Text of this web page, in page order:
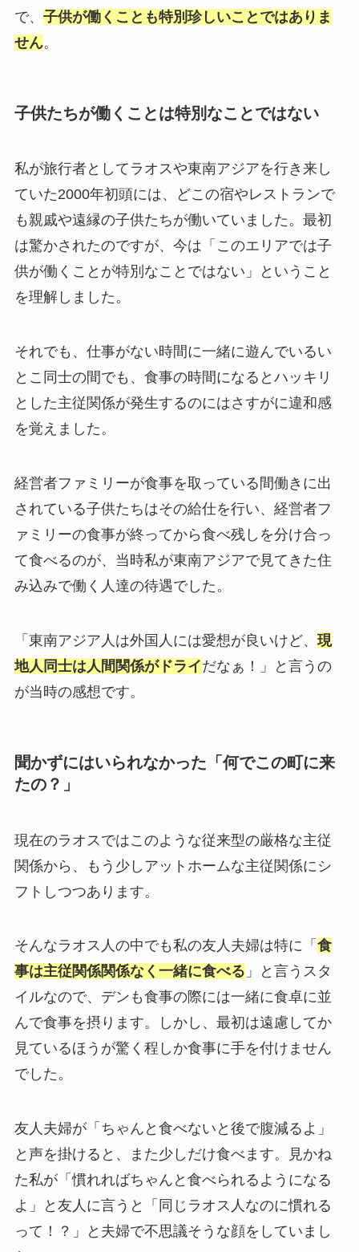
で、 子供が働くことも特別珍しいことではありま
せん。
子供たちが働くことは特別なことではない
私が旅行者としてラオスや東南アジアを行き来し
ていた2000年初頭には、どこの宿やレストランで
も親戚や遠縁の子供たちが働いていました。最初
は驚かされたのですが、今は「このエリアでは子
供が働くことが特別なことではない」ということ
を理解しました。
それでも、仕事がない時間に一緒に遊んでいるい
とこ同士の間でも、食事の時間になるとハッキリ
とした主従関係が発生するのにはさすがに違和感
を覚えました。
経営者ファミリーが食事を取っている間働きに出
されている子供たちはその給仕を行い、経営者フ
ァミリーの食事が終ってから食べ残しを分け合っ
て食べるのが、当時私が東南アジアで見てきた住
み込みで働く人達の待遇でした。
「東南アジア人は外国人には愛想が良いけど、 現
地人同士は人間関係がドライだなぁ！」と言うの
が当時の感想です。
聞かずにはいられなかった「何でこの町に来
たの？」
現在のラオスではこのような従来型の厳格な主従
関係から、もう少しアットホームな主従関係にシ
フトしつつあります。
そんなラオス人の中でも私の友人夫婦は特に「 食
事は主従関係関係なく一緒に食べる 」と言うスタ
イルなので、デンも食事の際には一緒に食卓に並
んで食事を摂ります。しかし、最初は遠慮してか
見ているほうが驚く程しか食事に手を付けません
でした。
友人夫婦が「ちゃんと食べないと後で腹減るよ」
と声を掛けると、また少しだけ食べます。見かね
た私が「慣れればちゃんと食べられるようになる
よ」と友人に言うと「同じラオス人なのに慣れる
って！？」と夫婦で不思議そうな顔をしていまし